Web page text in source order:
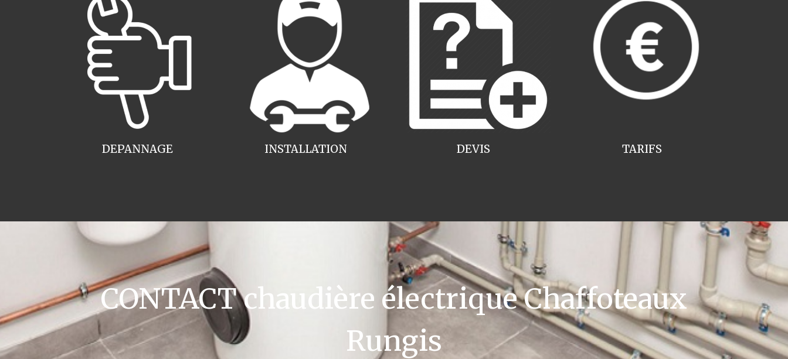
INSTALLATION
DEPANNAGE TARIFS
DEVIS
CONTACT chaudière électrique Chaffoteaux
Rungis